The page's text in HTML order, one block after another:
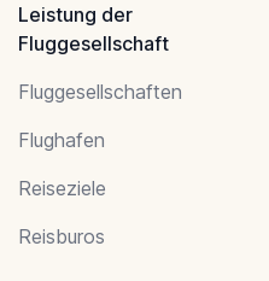
Leistung der
Fluggesellschaft
Fluggesellschaften
Flughafen
Reiseziele
Reisburos